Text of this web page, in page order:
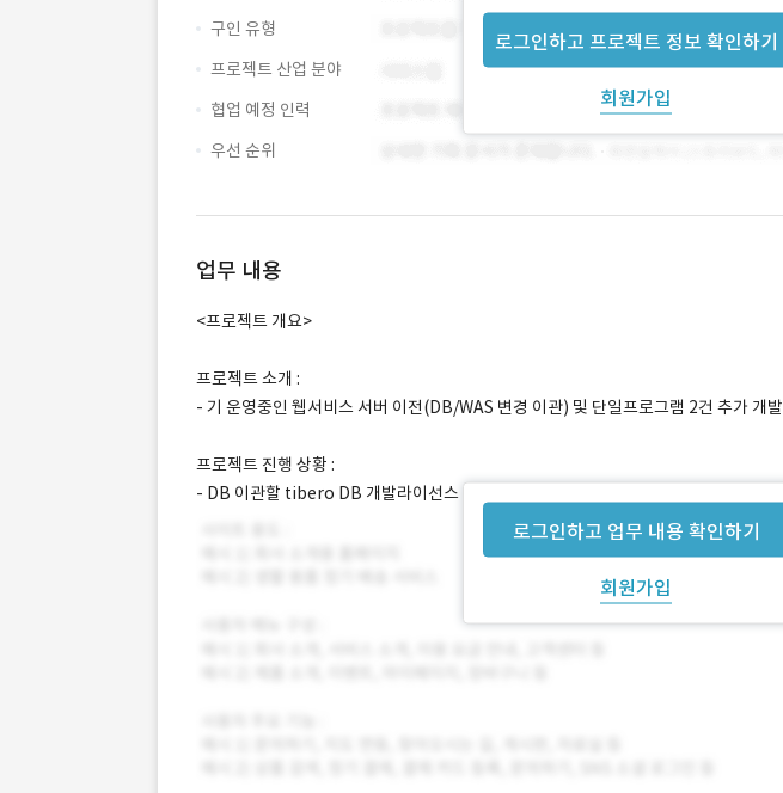
로그인하고 프로젝트 정보 확인하기
회원가입
구인 유형
프로젝트 산업 분야
협업 예정 인력
우선 순위
업무 내용
로그인하고 업무 내용 확인하기
회원가입
<프로젝트 개요>
프로젝트 소개 :
- 기 운영중인 웹서비스 서버 이전(DB/WAS 변경 이관) 및 단일프로그램 2건 추가 개발
프로젝트 진행 상황 :
- DB 이관할 tibero DB 개발라이선스 확보 및 개발 환경 테스트 완료